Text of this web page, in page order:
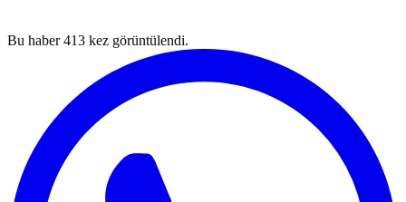
Bu haber413 kez görüntülendi.